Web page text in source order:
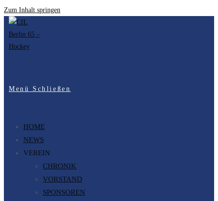
Zum Inhalt springen
Menü Schließen
HOME
NEWS
VEREIN
CHRONIK
VORSTAND
SPONSOREN